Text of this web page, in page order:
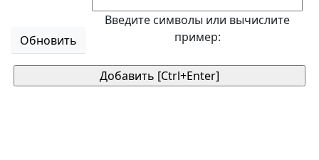
Обновить
Введите символы или вычислите
пример: